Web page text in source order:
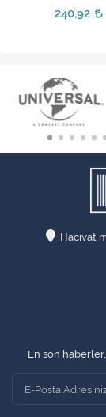
240,92
Hacıvat
En son